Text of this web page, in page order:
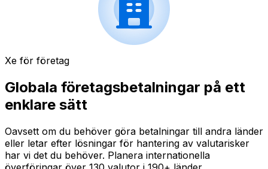
Xe för företag
Globala företagsbetalningar på ett
enklare sätt
Oavsett om du behöver göra betalningar till andra länder
eller letar efter lösningar för hantering av valutarisker
har vi det du behöver. Planera internationella